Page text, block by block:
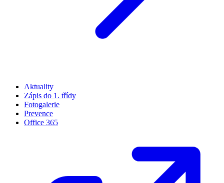
Aktuality
Zápis do 1. třídy
Fotogalerie
Prevence
Office 365